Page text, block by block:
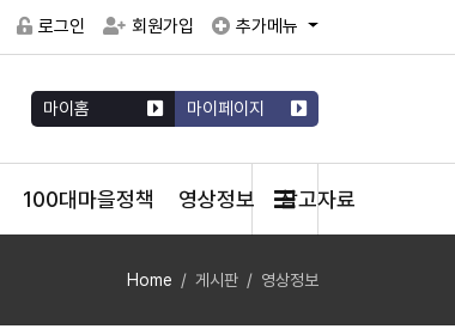
로그인 회원가입 추가메뉴
마이홈 마이페이지
100대마을정책 영상정보 참고자료
Home 게시판 영상정보